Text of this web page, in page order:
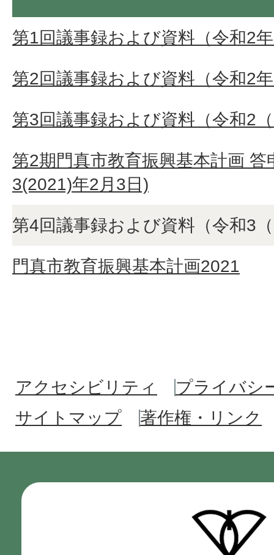
第1回議事録および資料（令和2
第2回議事録および資料（令和2
第3回議事録および資料（令和2
第2期門真市教育振興基本計画 答
3(2021)年2月3日)
第4回議事録および資料（令和3
門真市教育振興基本計画2021
アクセシビリティ
プライバシ
サイトマップ
著作権・リンク